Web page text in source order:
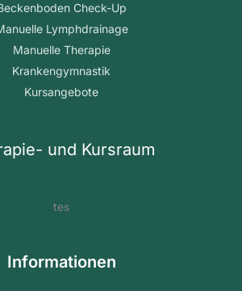
Check-Up
Lymphdrainage
Manuelle Therapie
Krankengymnastik
Kursangebote
und Kursraum
tes
Informationen